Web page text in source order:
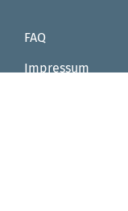
FAQ
Impressum